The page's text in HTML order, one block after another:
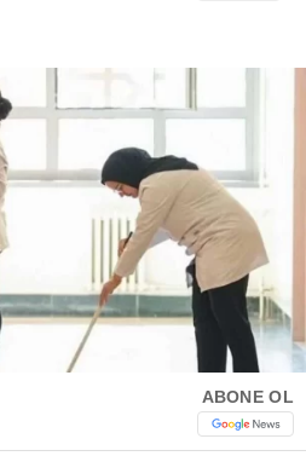
Dribbble
Telegram
ABONE OL